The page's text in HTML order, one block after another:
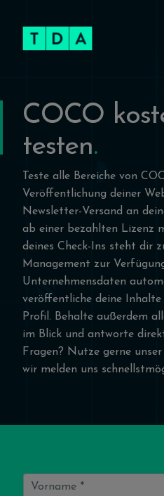
COCO
testen
Teste alle Bereiche von
Veröffentlichung deiner
Newsletter-Versand an
ab einer bezahlten Lizenz
deines Check-Ins steht dir
Management zur
Unternehmensdaten
veröffentliche deine Inhalte
Profil. Behalte außerdem
im Blick und antworte
Fragen? Nutze gerne unser
wir melden uns